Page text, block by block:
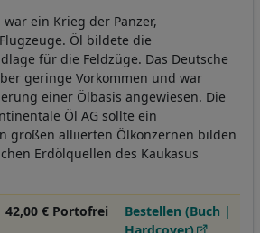
ein Krieg der Panzer,
Öl bildete die
für die Feldzüge. Das Deutsche
geringe Vorkommen und war
einer Ölbasis angewiesen. Die
Öl AG sollte ein
großen alliierten Ölkonzernen bilden
Erdölquellen des Kaukasus
42,00 € Portofrei
Bestellen (Buch |